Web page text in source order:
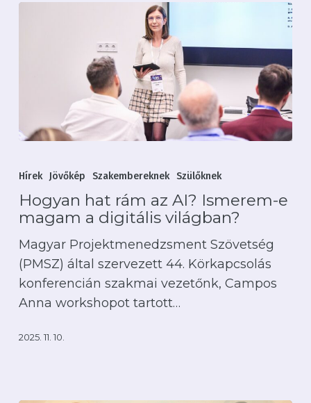
Nincsenek termékek a
kosárban.
Irány a webshop
hat
az
AI?
Ismerem-
e
magam
a
világban?
Hírek Jövőkép Szakembereknek Szülőknek
Hogyan hat rám az AI? Ismerem-e
magam a digitális világban?
Magyar Projektmenedzsment Szövetség
(PMSZ) által szervezett 44. Körkapcsolás
konferencián szakmai vezetőnk, Campos
Anna workshopot tartott…
2025. 11. 10.